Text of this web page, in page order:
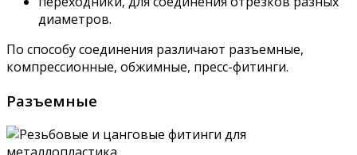
диаметров.
По способу соединения различают разъемные,
компрессионные, обжимные, пресс-фитинги.
Разъемные